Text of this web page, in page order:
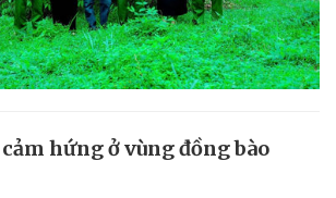
hứng ở vùng đồng bào